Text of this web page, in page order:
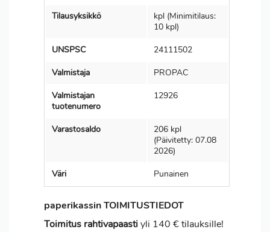
Tilausyksikkö
kpl (Minimitilaus:
10 kpl)
UNSPSC
24111502
Valmistaja
PROPAC
Valmistajan
tuotenumero
12926
Varastosaldo
206 kpl
(Päivitetty: 07.08
2026)
Väri
Punainen
paperikassin TOIMITUSTIEDOT
Toimitus rahtivapaastiyli 140 € tilauksille!